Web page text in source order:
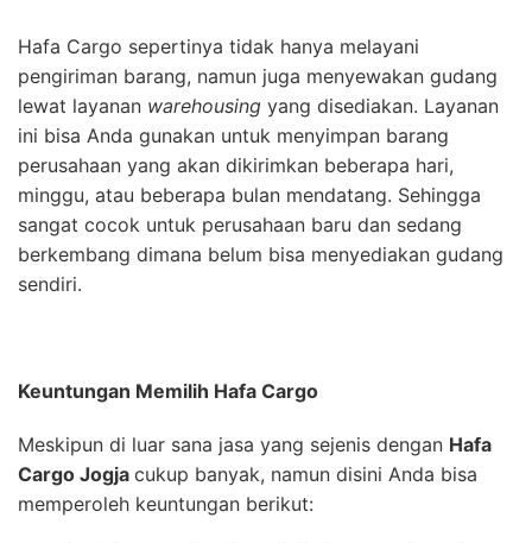
Hafa Cargo sepertinya tidak hanya melayani
pengiriman barang, namun juga menyewakan gudang
lewat layanan warehousing yang disediakan. Layanan
ini bisa Anda gunakan untuk menyimpan barang
perusahaan yang akan dikirimkan beberapa hari,
minggu, atau beberapa bulan mendatang. Sehingga
sangat cocok untuk perusahaan baru dan sedang
berkembang dimana belum bisa menyediakan gudang
sendiri.
Keuntungan Memilih Hafa Cargo
Meskipun di luar sana jasa yang sejenis dengan Hafa
Cargo Jogja cukup banyak, namun disini Anda bisa
memperoleh keuntungan berikut: